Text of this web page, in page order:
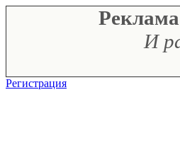
И
Регистрация